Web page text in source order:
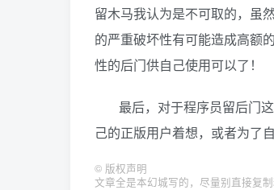
留木马我认为是不可取的，虽
的严重破坏性有可能造成高额
性的后门供自己使用可以了！
最后，对于程序员留后门
己的正版用户着想，或者为了
© 版权声明
文章全是本幻城写的，尽量别直接复